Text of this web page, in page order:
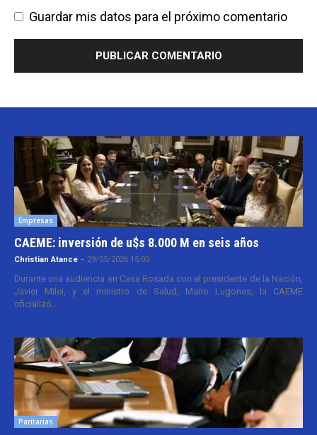
Guardar mis datos para el próximo comentario
Empresas
CAEME: inversión de u$s 8.000 M en seis años
Christian Atance - 29/05/2026 15:00
Durante una audiencia en Casa Rosada con el presidente de la Nación,
Javier Milei, y el ministro de Salud, Mario Lugones, la CAEME
oficializó...
Paritarias